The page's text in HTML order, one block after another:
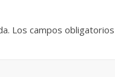
Los campos